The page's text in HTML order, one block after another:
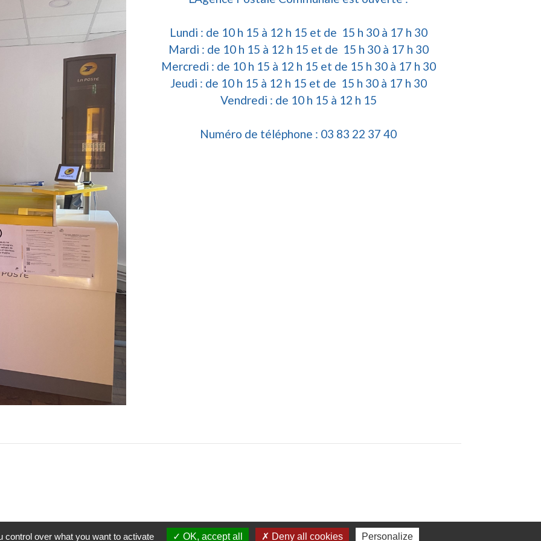
Lundi : de 10 h 15 à 12 h 15 et de 15 h 30 à 17 h 30
Mardi : de 10 h 15 à 12 h 15 et de 15 h 30 à 17 h 30
Mercredi : de 10 h 15 à 12 h 15 et de 15 h 30 à 17 h 30
Jeudi : de 10 h 15 à 12 h 15 et de 15 h 30 à 17 h 30
Vendredi : de 10 h 15 à 12 h 15
Numéro de téléphone : 03 83 22 37 40
Commune de Belleville
over what you want to activate OK, accept all Deny all cookies Personalize